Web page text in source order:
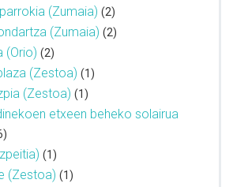
(Zumaia) (2)
(Zumaia) (2)
(Orio) (2)
(Zestoa) (1)
(Zestoa) (1)
etxeen beheko solairua
(1)
(Zestoa) (1)